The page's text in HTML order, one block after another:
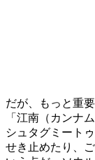
だが、もっと重
「江南（カンナ
シュタグミート
せき止めたり、